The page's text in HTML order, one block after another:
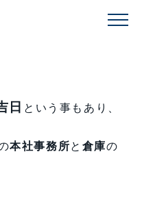
日 という事もあり、
本社事務所と 倉庫の